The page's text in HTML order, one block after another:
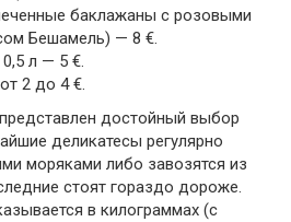
баклажаны с розовыми
Бешамель) — 8 €.
л — 5 €.
2 до 4 €.
достойный выбор
деликатесы регулярно
моряками либо завозятся из
стоят гораздо дороже.
в килограммах (с